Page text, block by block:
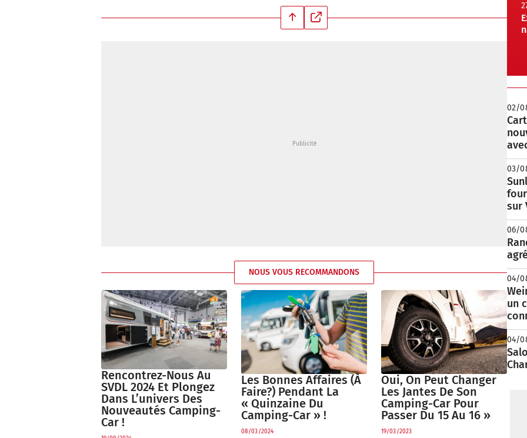
NOUS VOUS RECOMMANDONS
Rencontrez-Nous Au
SVDL 2024 Et Plongez
Dans L’univers Des
Nouveautés Camping-
Car !
Les Bonnes Affaires (à
Faire?) Pendant La
« Quinzaine Du
Camping-Car » !
08/03/2024
Oui, On Peut Changer
Les Jantes De Son
Camping-Car Pour
Passer Du 15 Au 16 »
19/03/2023
02/
03/
sur
06/
04/
un
04/